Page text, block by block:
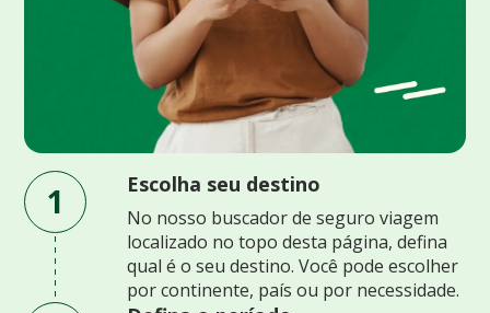
1 Escolha seu destino
No nosso buscador de seguro viagem
localizado no topo desta página, defina
qual é o seu destino. Você pode escolher
por continente, país ou por necessidade.